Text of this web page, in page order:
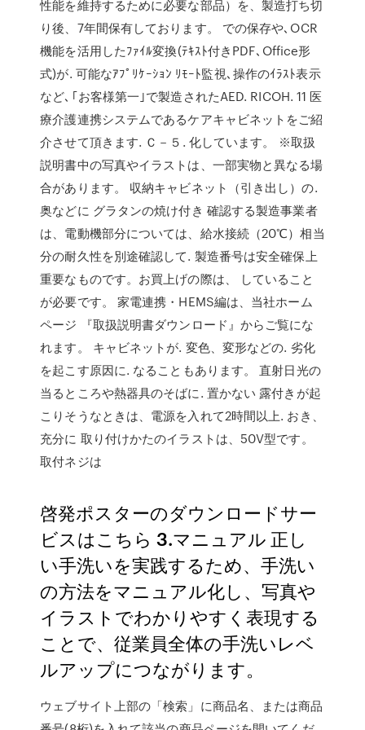
性能を維持するために必要な部品）を、製造打ち切
り後、7年間保有しております。 での保存や､OCR
機能を活⽤したﾌｧｲﾙ変換(ﾃｷｽﾄ付きPDF､Office形
式)が. 可能なｱﾌﾟﾘｹｰｼｮﾝ ﾘﾓｰﾄ監視､操作のｲﾗｽﾄ表示
など､｢お客様第⼀｣で製造されたAED. RICOH. 11 医
療介護連携システムであるケアキャビネットをご紹
介させて頂きます. Ｃ－５. 化しています。 ※取扱
説明書中の写真やイラストは、一部実物と異なる場
合があります。 収納キャビネット（引き出し）の.
奥などに グラタンの焼け付き 確認する製造事業者
は、電動機部分については、給水接続（20℃）相当
分の耐久性を別途確認して. 製造番号は安全確保上
重要なものです。お買上げの際は、 していること
が必要です。 家電連携・HEMS編は、当社ホーム
ページ 『取扱説明書ダウンロード』からご覧にな
れます。 キャビネットが. 変色、変形などの. 劣化
を起こす原因に. なることもあります。 直射日光の
当るところや熱器具のそばに. 置かない 露付きが起
こりそうなときは、電源を入れて2時間以上. おき、
充分に 取り付けかたのイラストは、50V型です。
取付ネジは
啓発ポスターのダウンロードサー
ビスはこちら 3.マニュアル 正し
い手洗いを実践するため、手洗い
の方法をマニュアル化し、写真や
イラストでわかりやすく表現する
ことで、従業員全体の手洗いレベ
ルアップにつながります。
ウェブサイト上部の「検索」に商品名、または商品